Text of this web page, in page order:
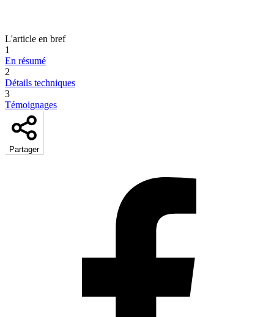
L'article en bref
1
En résumé
2
Détails techniques
3
Témoignages
Partager